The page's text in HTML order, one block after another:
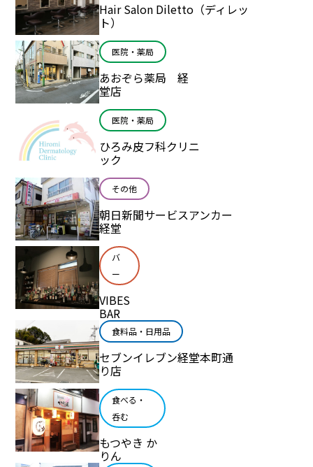
Hair Salon Diletto（ディレッ
ト）
医院・薬局
あおぞら薬局 経
堂店
医院・薬局
ひろみ皮フ科クリニ
ック
その他
朝日新聞サービスアンカー
経堂
バ
ー
VIBES
BAR
食料品・日用品
セブンイレブン経堂本町通
り店
食べる・
呑む
もつやき か
りん